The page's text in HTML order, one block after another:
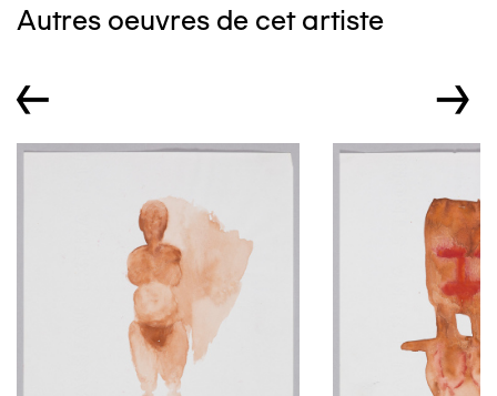
Autres oeuvres de cet artiste
← →